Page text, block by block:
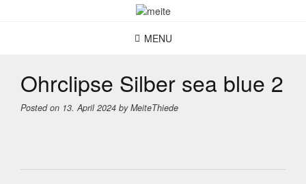
MENU
Ohrclipse Silber sea blue 2
Posted on 13. April 2024 byMeiteThiede